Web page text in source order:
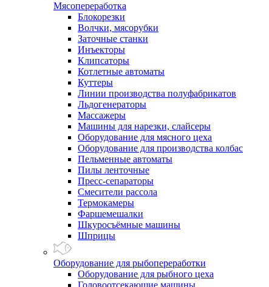
Мясопереработка
Блокорезки
Волчки, мясорубки
Заточные станки
Инъекторы
Клипсаторы
Котлетные автоматы
Куттеры
Линии производства полуфабрикатов
Льдогенераторы
Массажеры
Машины для нарезки, слайсеры
Оборудование для мясного цеха
Оборудование для производства колбас
Пельменные автоматы
Пилы ленточные
Пресс-сепараторы
Смесители рассола
Термокамеры
Фаршемешалки
Шкуросъёмные машины
Шприцы
Оборудование для рыбопереработки
Оборудование для рыбного цеха
Головоотсекающие машины